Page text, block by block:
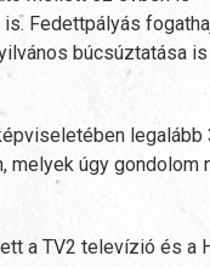
Fedettpályás
búcsúztatása is
legalább
melyek úgy gondolom
a TV2 televízió és a